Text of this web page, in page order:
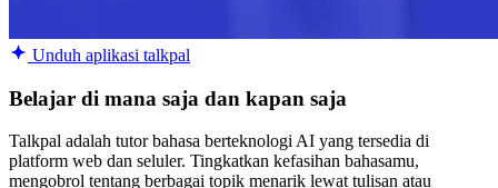
Unduh aplikasi talkpal
Belajar di mana saja dan kapan saja
Talkpal adalah tutor bahasa berteknologi AI yang tersedia di
platform web dan seluler. Tingkatkan kefasihan bahasamu,
mengobrol tentang berbagai topik menarik lewat tulisan atau